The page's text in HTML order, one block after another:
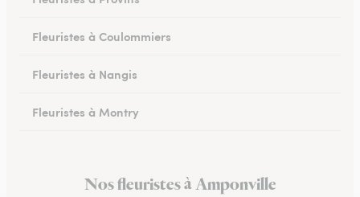
Fleuristes à Coulommiers
Fleuristes à Nangis
Fleuristes à Montry
Fleuristes à EsblyNos fleuristes à Amponville